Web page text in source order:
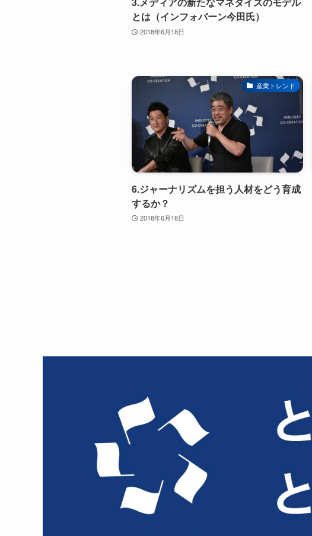
とは（インフォバーン今田氏）
2018年6月18日
産業トレンド
6.ジャーナリズムを担う人材をどう育成
するか？
2018年6月18日